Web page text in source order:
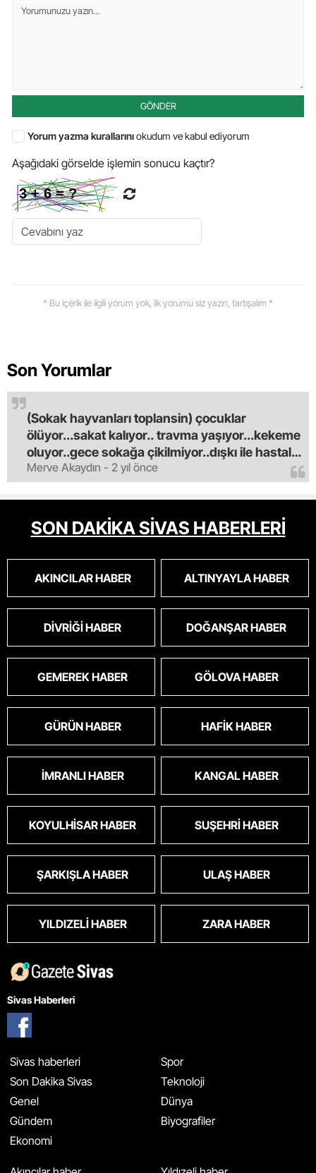
GÖNDER
Yorum yazma kurallarınıokudum ve kabul ediyorum
Aşağıdaki görselde işlemin sonucu kaçtır?
* Bu içerik ile ilgili yorum yok, ilk yorumu siz yazın, tartışalım *
Son Yorumlar
Merve Akaydın - 2 yıl önce
(Sokak hayvanları toplansin) çocuklar
ölüyor...sakat kalıyor.. travma yaşıyor...kekeme
oluyor..gece sokağa çikilmiyor..dışkı ile hastalık
saciyorlar.araba ve taksi olmadan eve
gldemiyoruz.artik bıktık.mama lobisinden para
alan tipler yüzünden bu vahşi hayvanlar
masum algısı yapılıyor.iki gün aç kalsa kendi
cinsini bile öldüren bu kopekler derhal
oldu.korkuyoruz.
SON DAKİKA SİVAS HABERLERİ
AKINCILAR HABER ALTINYAYLA HABER
DIVRIĞI HABER DOĞANŞAR HABER
GEMEREK HABER GÖLOVA HABER
GÜRÜN HABER HAFIK HABER
İMRANLI HABER KANGAL HABER
KOYULHISAR HABER SUŞEHRI HABER
ŞARKIŞLA HABER ULAŞ HABER
YILDIZELI HABER ZARA HABER
Sivas Haberleri
Sivas haberleri
Son Dakika Sivas
Genel
Gündem
Ekonomi
Spor
Teknoloji
Dünya
Biyografiler